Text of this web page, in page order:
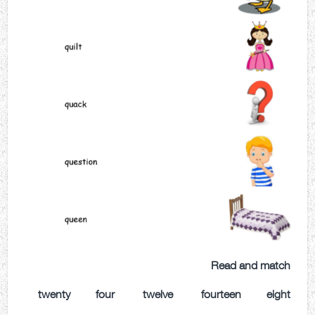
Read and match
twenty four twelve fourteen eight